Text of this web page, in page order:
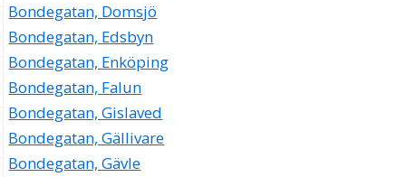
Bondegatan, Domsjö
Bondegatan, Edsbyn
Bondegatan, Enköping
Bondegatan, Falun
Bondegatan, Gislaved
Bondegatan, Gällivare
Bondegatan, Gävle